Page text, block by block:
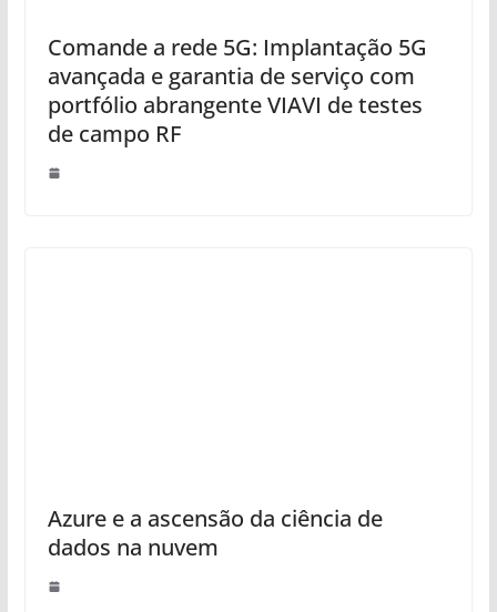
Comande a rede 5G: Implantação 5G
avançada e garantia de serviço com
portfólio abrangente VIAVI de testes
de campo RF
Azure e a ascensão da ciência de
dados na nuvem